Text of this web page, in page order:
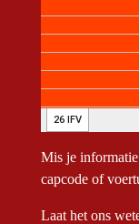
Mis je
capcode of
Laat het ons